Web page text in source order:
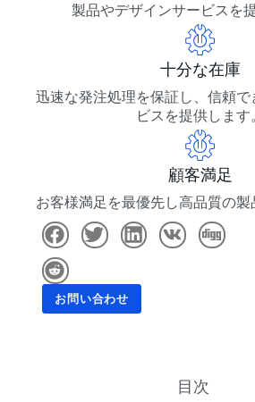
製品やデザインサービスを
十分な在庫
迅速な発注処理を保証し、信頼で
ビスを提供します
顧客満足
お客様満足を最優先し高品質の製
お問い合わせ
目次